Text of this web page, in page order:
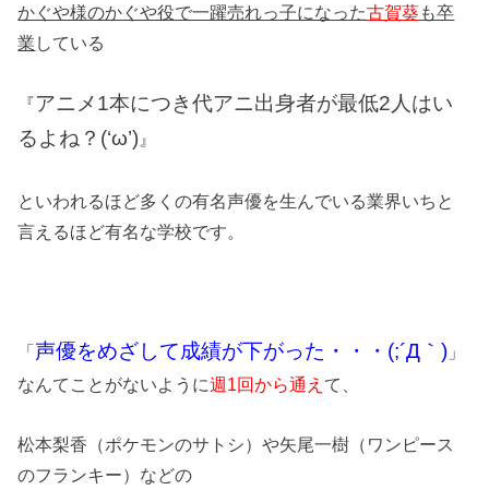
かぐや様のかぐや役で一躍売れっ子になった古賀葵も卒
業 している
『アニメ1本につき代アニ出身者が最低2人はい
るよね？(‘ω’) 』
といわれるほど多くの有名声優を生んでいる業界いちと
言えるほど有名な学校です。
「 声優をめざして成績が下がった・・・(;´Д｀) 」
なんてことがないように週1回から通え て、
松本梨香（ポケモンのサトシ）や矢尾一樹（ワンピース
のフランキー）などの